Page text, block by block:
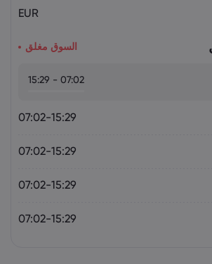
EUR
السوق مغلق
07:02 - 15:29
07:02-15:29
07:02-15:29
07:02-15:29
07:02-15:29